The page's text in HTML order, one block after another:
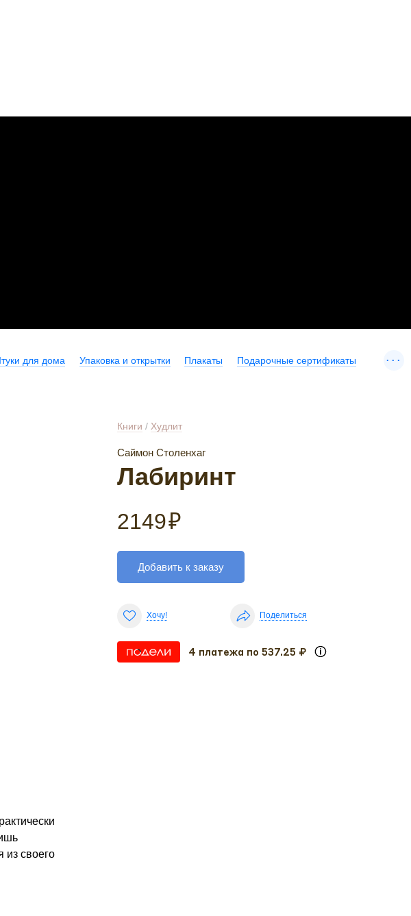
для дома Упаковка и открытки Плакаты Подарочные сертификаты ...
Книги / Худлит
Саймон Столенхаг
Лабиринт
2149₽
Добавить к заказу
Хочу! Поделиться
4 платежа по 537.25 ₽
из своего